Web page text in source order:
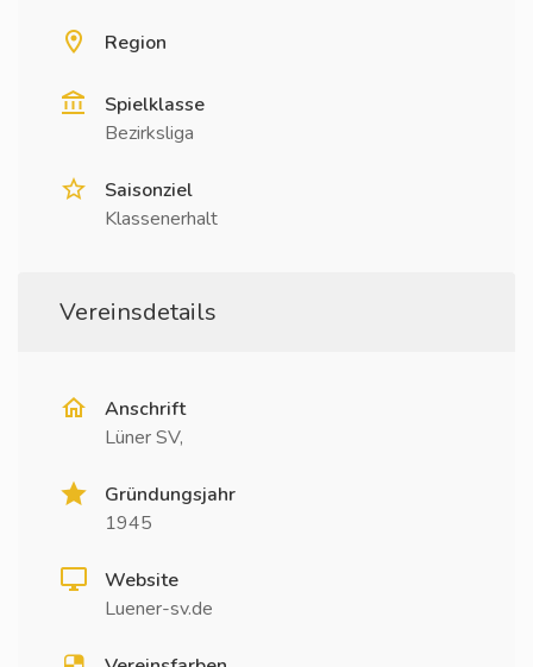
Region
Spielklasse
Bezirksliga
Saisonziel
Klassenerhalt
Vereinsdetails
Anschrift
Lüner SV,
Gründungsjahr
1945
Website
Luener-sv.de